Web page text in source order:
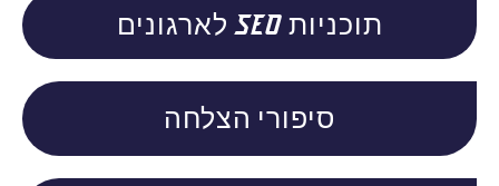
תוכניות SEO לארגונים
סיפורי הצלחה